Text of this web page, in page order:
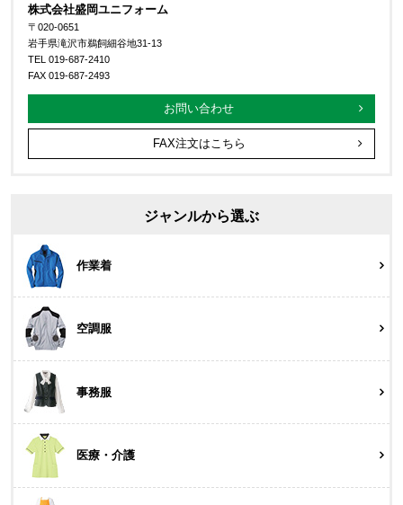
株式会社盛岡ユニフォーム
〒020-0651
岩手県滝沢市鵜飼細谷地31-13
TEL 019-687-2410
FAX 019-687-2493
お問い合わせ
FAX注文はこちら
ジャンルから選ぶ
作業着
空調服
事務服
医療・介護